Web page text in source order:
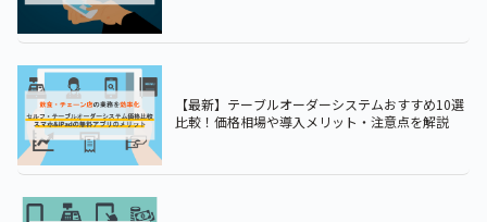
【最新】テーブルオーダーシステムおすすめ10選
比較！価格相場や導入メリット・注意点を解説